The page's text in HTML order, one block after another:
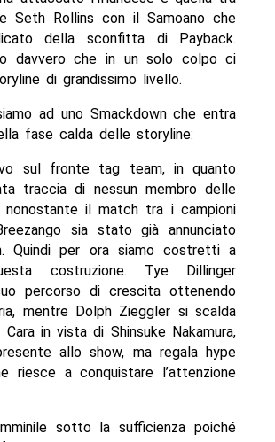
Seth Rollins con il Samoano che
della sconfitta di Payback.
davvero che in un solo colpo ci
di grandissimo livello.
ad uno Smackdown che entra
fase calda delle storyline:
sul fronte tag team, in quanto
traccia di nessun membro delle
nonostante il match tra i campioni
sia stato già annunciato
Quindi per ora siamo costretti a
costruzione. Tye Dillinger
percorso di crescita ottenendo
mentre Dolph Zieggler si scalda
in vista di Shinsuke Nakamura,
allo show, ma regala hype
riesce a conquistare l’attenzione
sotto la sufficienza poiché